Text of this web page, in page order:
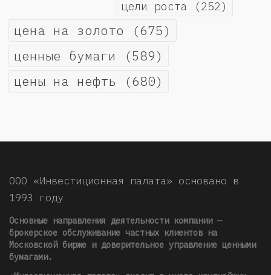
цели роста (252)
цена на золото (675)
ценные бумаги (589)
цены на нефть (680)
ООО «Инвестиционная палата» основано в
1993 году
Основные направления деятельности компании —
брокерское обслуживание частных клиентов на
Московской бирже и доверительное управление ценными
бумагами.